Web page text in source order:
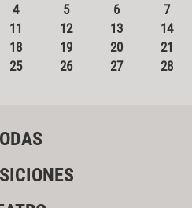
4 5 6
7
11 12 13
14
18 19 20
21
25 26 27
28